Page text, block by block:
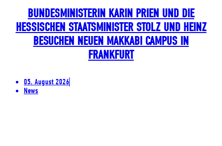
BUNDESMINISTERIN KARIN PRIEN UND DIE
HESSISCHEN STAATSMINISTER STOLZ UND HEINZ
BESUCHEN NEUEN MAKKABI CAMPUS IN
FRANKFURT
05. August 2026
News